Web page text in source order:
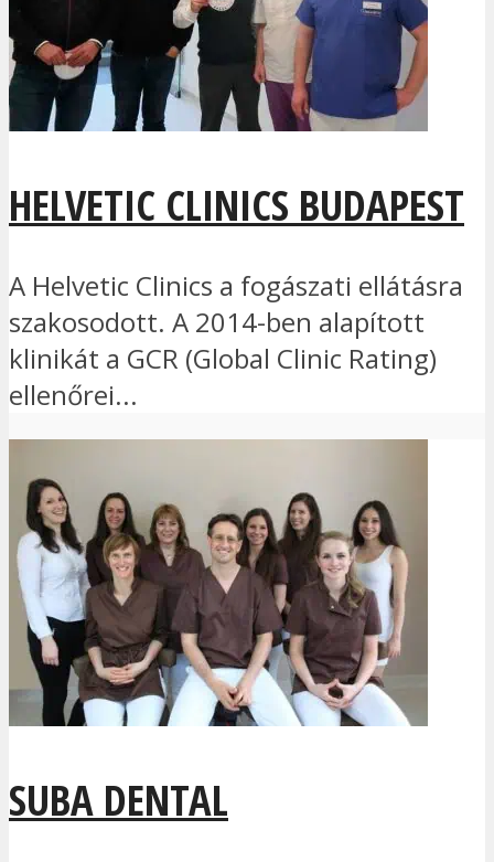
HELVETIC CLINICS BUDAPEST
A Helvetic Clinics a fogászati ellátásra
szakosodott. A 2014-ben alapított
klinikát a GCR (Global Clinic Rating)
ellenőrei...
SUBA DENTAL